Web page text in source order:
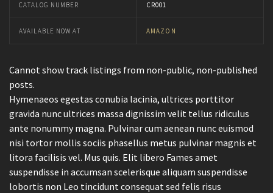
CATALOG NUMBER CR001
AVAILABLE NOW AT AMAZON
Cannot show track listings from non-public, non-published
posts.
Hymenaeos egestas conubia lacinia, ultrices porttitor
gravida nunc ultrices massa dignissim velit tellus ridiculus
ante nonummy magna. Pulvinar cum aenean nunc euismod
nisi tortor mollis sociis phasellus metus pulvinar magnis et
litora facilisis vel. Mus quis. Elit libero Fames amet
suspendisse in accumsan scelerisque aliquam suspendisse
lobortis non Leo tincidunt consequat sed felis risus